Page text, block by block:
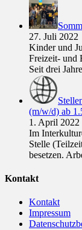
27. Juli 2022
Kinder und
Freizeit- und
Seit drei
(m/w/d) ab
1. April 2022
Im
Stelle
besetzen.
Kontakt
Kontakt
Impressum